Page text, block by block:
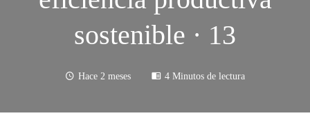
sostenible · 13
Hace 2 meses 4 Minutos de lectura